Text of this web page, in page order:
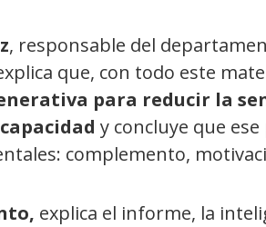
, responsable del
que, con todo este
para reducir la
y concluye que
complemento,
explica el informe, la